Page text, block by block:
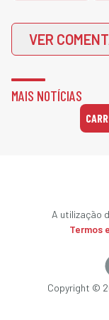
VER
MAIS NOTÍCIAS
A utilização
Termos
Copyright ©